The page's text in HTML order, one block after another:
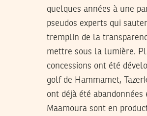
quelques années à une
pseudos experts qui
tremplin de la
mettre sous la lumière.
concessions ont été
golf de Hammamet,
ont déjà été abandonnées
Maamoura sont en